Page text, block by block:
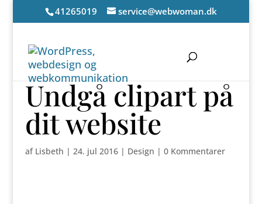
41265019 service@webwoman.dk
Undgå clipart på
dit website
af Lisbeth | 24. jul 2016| Design | 0 Kommentarer